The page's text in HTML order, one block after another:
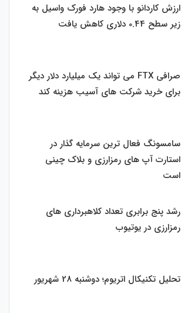
ارزش کاردانو با وجود هارد فورک واسیل به
زیر سطح 0.44 دلاری کاهش یافت
صرافی FTX می تواند یک میلیارد دلار دیگر
برای خرید شرکت های آسیب هزینه کند
سامسونگ فعال‌ ترین سرمایه‌ گذار در
استارت‌ آپ‌ های رمزارزی و بلاک چینی
است
رشد پنج برابری تعداد کلاهبرداری های
رمزارزی در یوتیوب
تحلیل تکنیکال اتریوم؛ دوشنبه 28 شهریور